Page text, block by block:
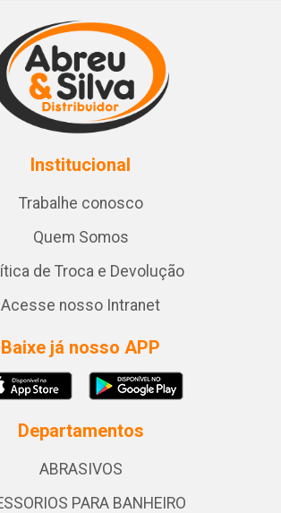
Institucional
Trabalhe conosco
Quem Somos
de Troca e Devolução
Acesse nosso Intranet
Baixe já nosso APP
Departamentos
ABRASIVOS
PARA BANHEIRO